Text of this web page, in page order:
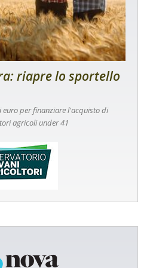
riapre lo sportello
per finanziare l'acquisto di
agricoli under 41